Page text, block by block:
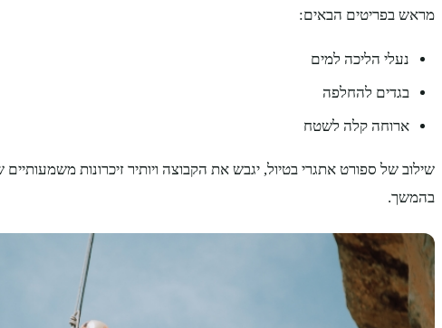
מראש בפריטים הבאים:
נעלי הליכה למים
בגדים להחלפה
ארוחה קלה לשטח
שילוב של ספורט אתגרי בטיול, יגבש את הקבוצה ויותיר זיכרונות
בהמשך.